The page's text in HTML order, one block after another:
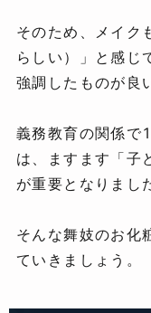
そのため、メイク
らしい）」と感じ
強調したものが良
義務教育の関係で
は、ますます「子
が重要となりまし
そんな舞妓のお化
ていきましょう。